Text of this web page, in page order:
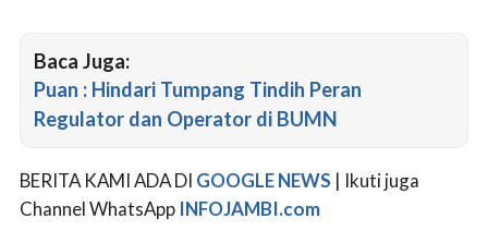
Baca Juga:
Puan : Hindari Tumpang Tindih Peran
Regulator dan Operator di BUMN
BERITA KAMI ADA DI GOOGLE NEWS | Ikuti juga
Channel WhatsApp INFOJAMBI.com